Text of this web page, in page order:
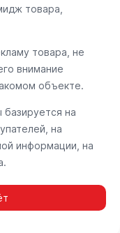
товара,
товара, не
внимание
объекте.
на
на
информации, на